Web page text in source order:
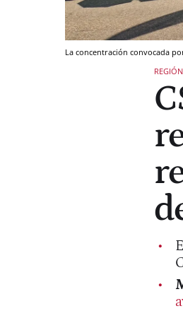
La concentración convocada
REGIÓN